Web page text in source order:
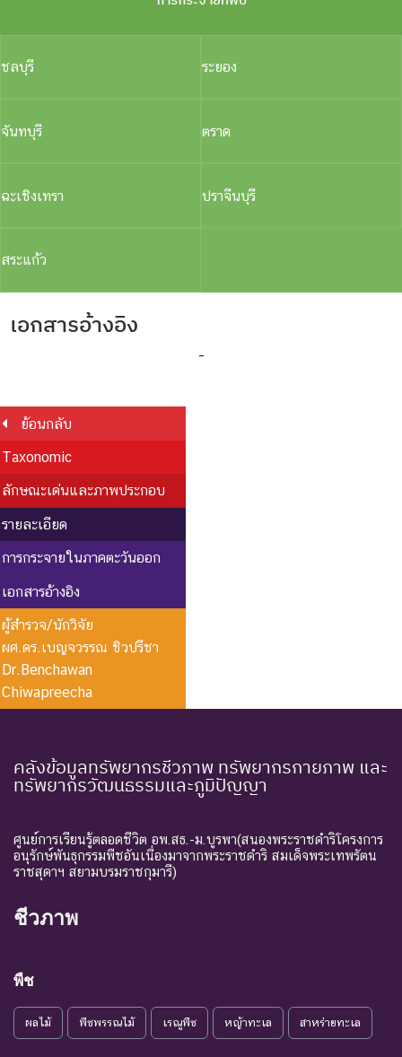
ชลบุรี ระยอง
จันทบุรี ตราด
ฉะเชิงเทรา ปราจีนบุรี
สระแก้ว
เอกสารอ้างอิง
-
ย้อนกลับ
Taxonomic
ลักษณะเด่นและภาพประกอบ
รายละเอียด
การกระจายในภาคตะวันออก
เอกสารอ้างอิง
ผู้สำรวจ/นักวิจัย
ผศ.ดร.เบญจวรรณ ชิวปรีชา
Dr.Benchawan
Chiwapreecha
คลังข้อมูลทรัพยากรชีวภาพ ทรัพยากรกายภาพ และ
ทรัพยากรวัฒนธรรมและภูมิปัญญา
ศูนย์การเรียนรู้ตลอดชีวิต อพ.สธ.-ม.บูรพา(สนองพระราชดำริโครงการ
อนุรักษ์พันธุกรรมพืชอันเนื่องมาจากพระราชดำริ สมเด็จพระเทพรัตน
ราชสุดาฯ สยามบรมราชกุมารี)
ชีวภาพ
พืช
ผลไม้ พืชพรรณไม้ เรณูพืช หญ้าทะเล สาหร่ายทะเล